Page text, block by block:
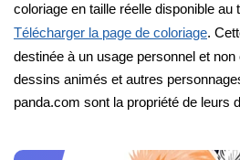
coloriage en taille réelle disponible au
Télécharger la page de coloriage.
destinée à un usage personnel et
dessins animés et autres
panda.com sont la propriété de leurs